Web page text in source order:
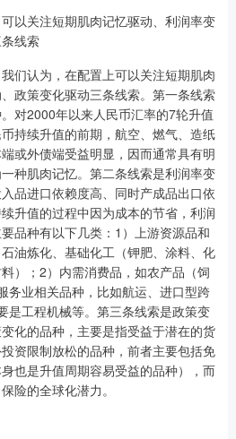
以关注短期肌肉记忆驱动、利润率变
线索
们认为，在配置上可以关注短期肌肉
政策变化驱动三条线索。第一条线索
对2000年以来人民币汇率的7轮升值
持续升值的前期，航空、燃气、造纸
或外债端受益明显，因而通常具有明
种肌肉记忆。第二条线索是利润率变
品进口依赖度高、同时产成品出口依
升值的过程中因为成本的节省，利润
品种有以下几类：1）上游资源品和
油炼化、基础化工（钾肥、涂料、化
）；2）内需消费品，如农产品（饲
务业相关品种，比如航运、进口型跨
是工程机械等。第三条线索是政策变
化的品种，主要是指受益于潜在的货
资限制放松的品种，前者主要包括免
也是升值周期容易受益的品种），而
险的全球化潜力。